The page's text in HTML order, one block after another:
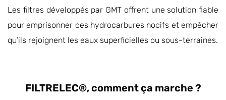
Les filtres développés par GMT offrent une solution fiable
pour emprisonner ces hydrocarbures nocifs et empêcher
qu’ils rejoignent les eaux superficielles ou sous-terraines.
FILTRELEC®, comment ça marche ?